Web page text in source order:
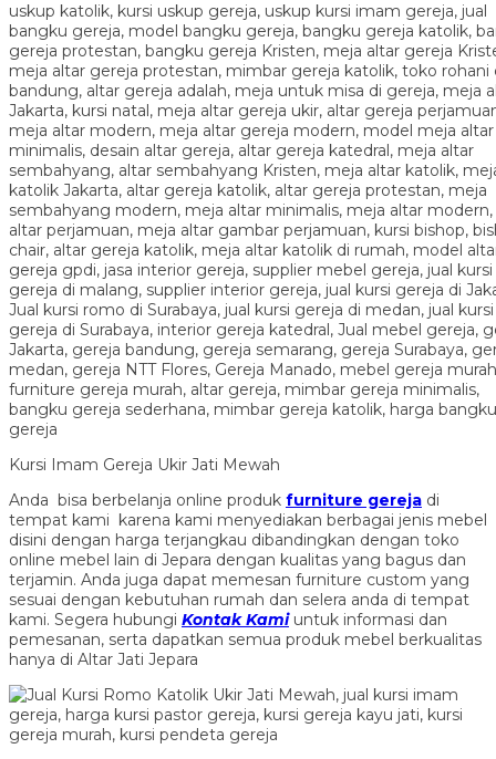
Kursi Imam Gereja Ukir Jati Mewah
Anda bisa berbelanja online produk furniture gereja di
tempat kami karena kami menyediakan berbagai jenis mebel
disini dengan harga terjangkau dibandingkan dengan toko
online mebel lain di Jepara dengan kualitas yang bagus dan
terjamin. Anda juga dapat memesan furniture custom yang
sesuai dengan kebutuhan rumah dan selera anda di tempat
kami. Segera hubungi Kontak Kamiuntuk informasi dan
pemesanan, serta dapatkan semua produk mebel berkualitas
hanya di Altar Jati Jepara